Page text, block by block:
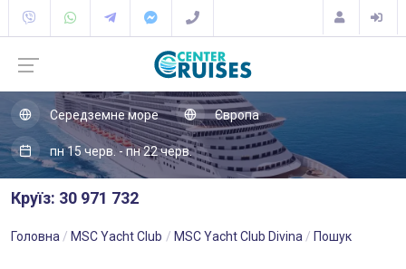
Середземне море Європа
пн 15 черв. - пн 22 черв.
Круїз: 30 971 732
Головна MSC Yacht Club MSC Yacht Club Divina Пошук